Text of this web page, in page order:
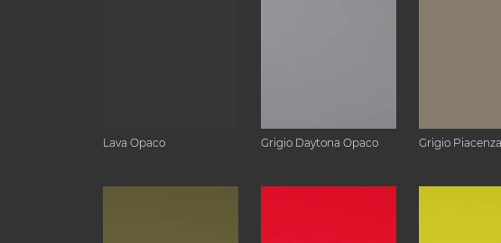
Lava Opaco Grigio Daytona Opaco Grigio